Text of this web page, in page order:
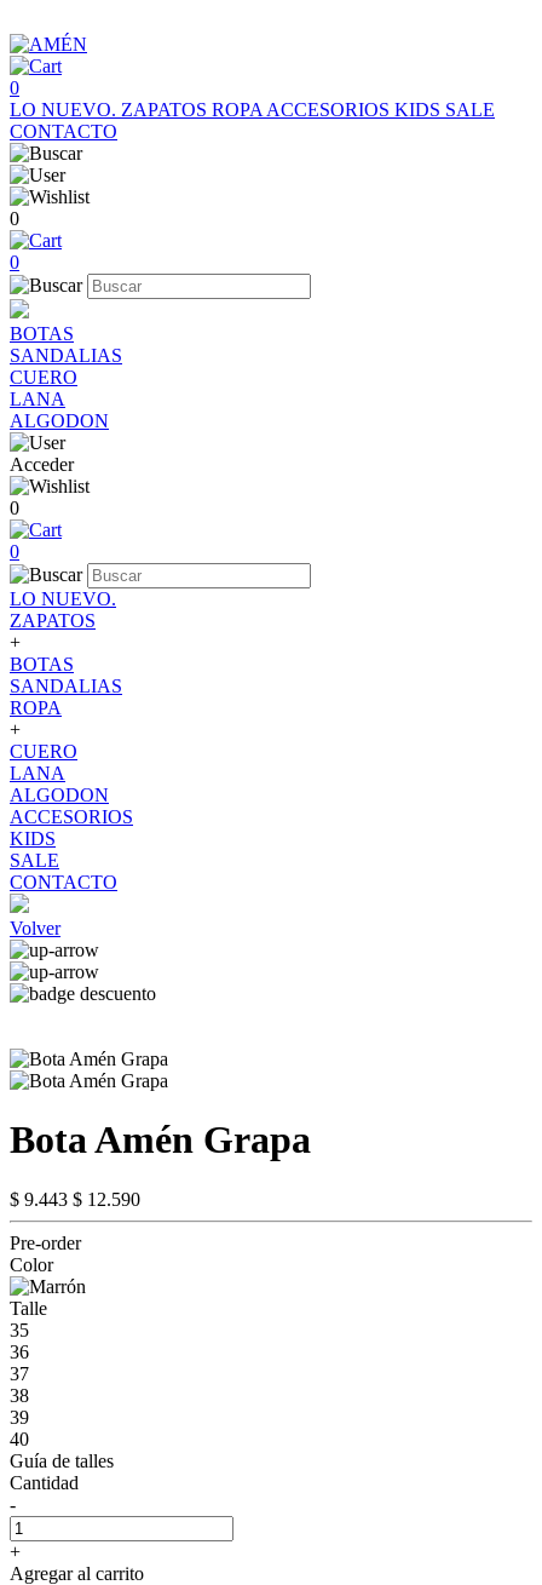
0
LO NUEVO. ZAPATOS ROPA ACCESORIOS KIDS SALE
CONTACTO
0
0
BOTAS
SANDALIAS
CUERO
LANA
ALGODON
Acceder
0
0
LO NUEVO.
ZAPATOS
+
BOTAS
SANDALIAS
ROPA
+
CUERO
LANA
ALGODON
ACCESORIOS
KIDS
SALE
CONTACTO
Volver
Bota Amén Grapa
$ 9.443 $ 12.590
Pre-order
Color
Talle
35
36
37
38
39
40
Guía de talles
Cantidad
-
+
Agregar al carrito